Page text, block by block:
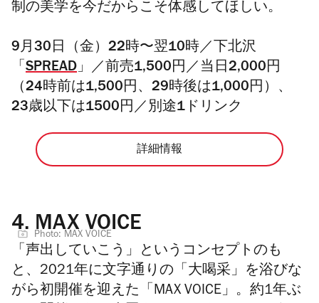
制の美学を今だからこそ体感してほしい。
9月30日（金）22時〜翌10時／下北沢
「 SPREAD」／前売1,500円／当日2,000円
（24時前は1,500円、29時後は1,000円）、
23歳以下は1500円／別途1ドリンク
詳細情報
4. MAX VOICE
Photo: MAX VOICE
「声出していこう」というコンセプトのも
と、2021年に文字通りの「大喝采」を浴びな
がら初開催を迎えた「MAX VOICE」。 約1年ぶ